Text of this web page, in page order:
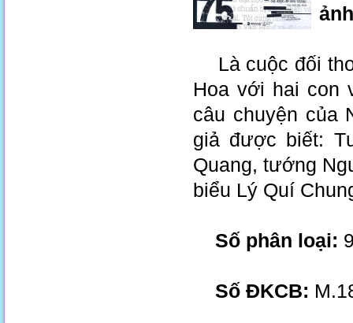
Là cuộc đối
Hoa với hai con
câu chuyện của
giả được biết:
Quang, tướng
biểu Lý Quí
Số phân loại:
Số ĐKCB: